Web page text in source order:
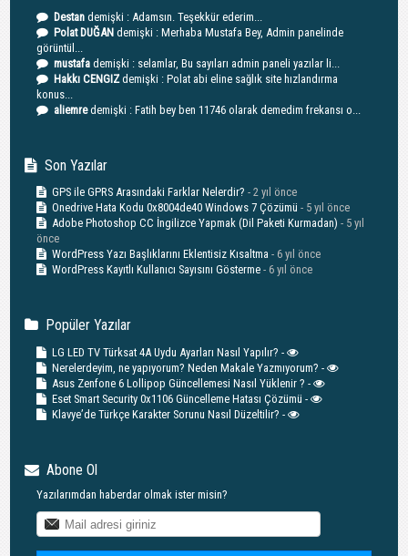
Destan demişki : Adamsın. Teşekkür ederim...
Polat DUĞAN demişki : Merhaba Mustafa Bey, Admin panelinde
görüntül...
mustafa demişki : selamlar, Bu sayıları admin paneli yazılar li...
Hakkı CENGIZ demişki : Polat abi eline sağlık site hızlandırma
konus...
aliemredemişki : Fatih bey ben 11746 olarak demedim frekansı o...
Son Yazılar
GPS ile GPRS Arasındaki Farklar Nelerdir? - 2 yıl önce
Onedrive Hata Kodu 0x8004de40 Windows 7 Çözümü - 5 yıl önce
Adobe Photoshop CC İngilizce Yapmak (Dil Paketi Kurmadan) - 5 yıl
önce
WordPress Yazı Başlıklarını Eklentisiz Kısaltma - 6 yıl önce
WordPress Kayıtlı Kullanıcı Sayısını Gösterme - 6 yıl önce
Popüler Yazılar
LG LED TV Türksat 4A Uydu Ayarları Nasıl Yapılır? -
Nerelerdeyim, ne yapıyorum? Neden Makale Yazmıyorum? -
Asus Zenfone 6 Lollipop Güncellemesi Nasıl Yüklenir ? -
Eset Smart Security 0x1106 Güncelleme Hatası Çözümü -
Klavye’de Türkçe Karakter Sorunu Nasıl Düzeltilir? -
Abone Ol
Yazılarımdan haberdar olmak ister misin?